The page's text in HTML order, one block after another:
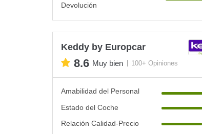
Devolución
Keddy by Europcar
8.6 Muy bien 100+ Opiniones
Amabilidad del Personal
Estado del Coche
Relación Calidad-Precio